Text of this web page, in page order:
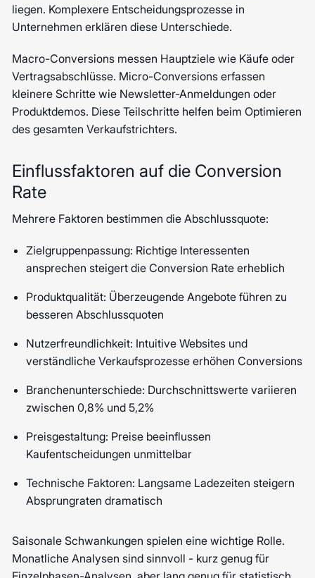
liegen. Komplexere Entscheidungsprozesse in
Unternehmen erklären diese Unterschiede.
Macro-Conversions messen Hauptziele wie Käufe oder
Vertragsabschlüsse. Micro-Conversions erfassen
kleinere Schritte wie Newsletter-Anmeldungen oder
Produktdemos. Diese Teilschritte helfen beim Optimieren
des gesamten Verkaufstrichters.
Einflussfaktoren auf die Conversion
Rate
Mehrere Faktoren bestimmen die Abschlussquote:
Zielgruppenpassung: Richtige Interessenten
ansprechen steigert die Conversion Rate erheblich
Produktqualität: Überzeugende Angebote führen zu
besseren Abschlussquoten
Nutzerfreundlichkeit: Intuitive Websites und
verständliche Verkaufsprozesse erhöhen Conversions
Branchenunterschiede: Durchschnittswerte variieren
zwischen 0,8% und 5,2%
Preisgestaltung: Preise beeinflussen
Kaufentscheidungen unmittelbar
Technische Faktoren: Langsame Ladezeiten steigern
Absprungraten dramatisch
Saisonale Schwankungen spielen eine wichtige Rolle.
Monatliche Analysen sind sinnvoll - kurz genug für